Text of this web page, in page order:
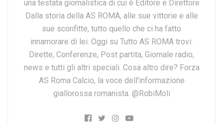
una testata giornalistica di cui è Editore e Direttore
Dalla storia della AS ROMA, alle sue vittorie e alle
sue sconfitte, tutto quello che ci ha fatto
innamorare di lei. Oggi su Tutto AS ROMA trovi:
Dirette, Conferenze, Post partita, Giornale radio,
news e tutti gli altri speciali. Cosa altro dire? Forza
AS Roma Calcio, la voce dell'informazione
giallorossa romanista. @RobiMoli